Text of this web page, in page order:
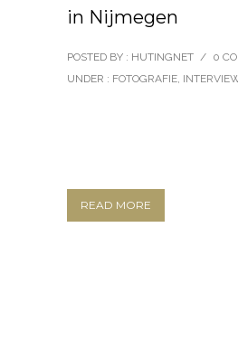
in Nijmegen
POSTED BY : HUTINGNET / 0
UNDER : FOTOGRAFIE,
READ MORE